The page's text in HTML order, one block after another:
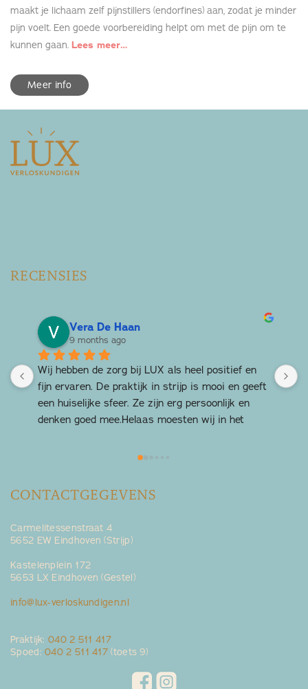
maakt je lichaam zelf pijnstillers (endorfines) aan, zodat je minder
pijn voelt. Een goede voorbereiding helpt om met de pijn om te
kunnen gaan. Lees meer…
Meer info
RECENSIES
Vera De Haan
9 months ago
Wij hebben de zorg bij LUX als heel positief en
fijn ervaren. De praktijk in strijp is mooi en geeft
een huiselijke sfeer. Ze zijn erg persoonlijk en
denken goed mee.Helaas moesten wij in het
was heel fijn om de verloskundige van LUX in het
CONTACTGEGEVENS
Carmelitessenstraat 4
5652 EW Eindhoven (Strijp)
Kastelenplein 172
5653 LX Eindhoven (Gestel)
info@lux-verloskundigen.nl
Praktijk: 040 2 511 417
Spoed:040 2 511 417 (toets 9)